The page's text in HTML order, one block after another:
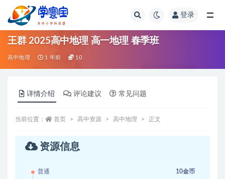
登录
王群 2025高中地理 高一地理 春季班
高中地理 1 年前 10
详情介绍 评论建议 常见问题
当前位置： 首页 高中资源 高中地理 正文
资源信息
普通 10金币
全部